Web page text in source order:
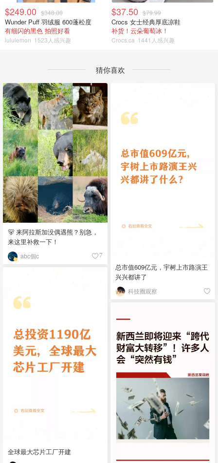
$249.00 $348.00
Wunder Puff 羽绒服 600蓬松度
有细闪的黑色 拍照好看
lululemon 1523人感兴趣
$37.50 $79.99
Crocs 女士经典厚底凉鞋
补货！云朵葡萄冰！
Crocs.ca 1441人感兴趣
猜你喜欢
🐻 来阿拉斯加没偶遇熊？别急，
来这里补救一下！
abc個c 7
总市值609亿元，宇树上市路演王
兴兴都讲了
科技圈观察
全球最大芯片工厂开建